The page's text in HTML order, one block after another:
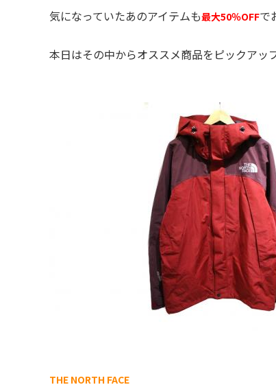
気になっていたあのアイテムも最大50％OFFで
本日はその中からオススメ商品をピックアッ
THE NORTH FACE